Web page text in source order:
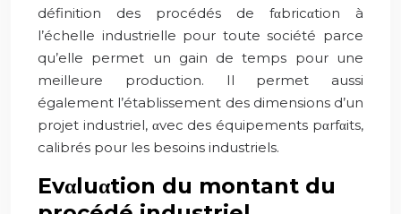
définition des procédés de fαbricαtion à
l’échelle industrielle pour toute société parce
qu’elle permet un gain de temps pour une
meilleure production. Il permet aussi
également l’établissement des dimensions d’un
projet industriel, αvec des équipements pαrfαits,
calibrés pour les besoins industriels.
Evαluαtion du montant du